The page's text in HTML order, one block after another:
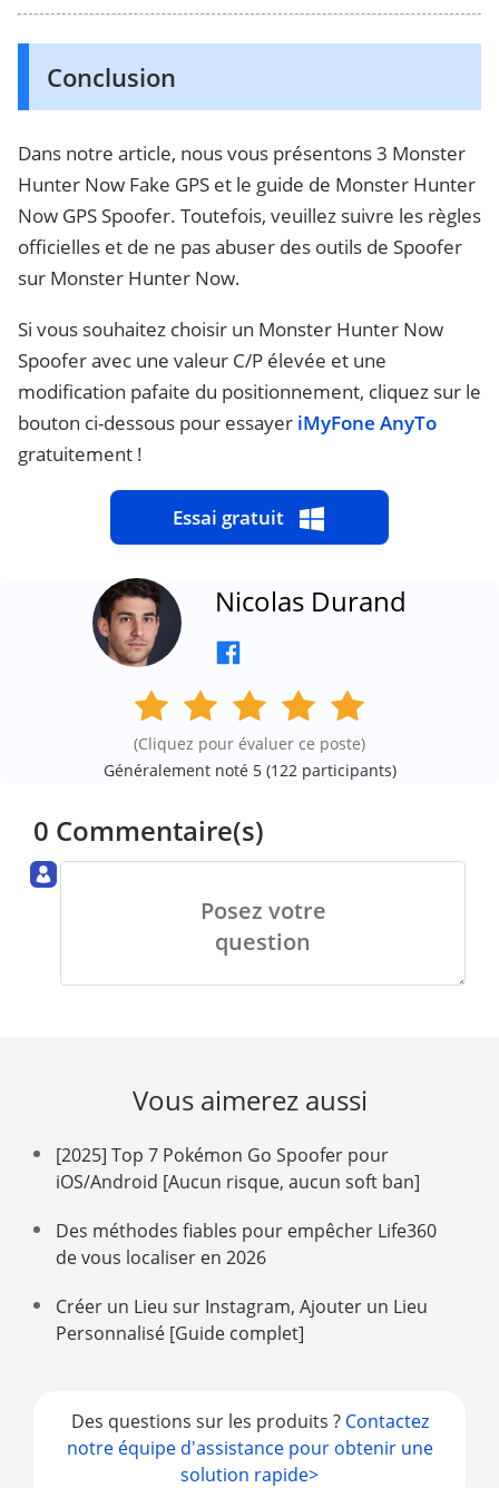
Conclusion
Dans notre article, nous vous présentons 3 Monster
Hunter Now Fake GPS et le guide de Monster Hunter
Now GPS Spoofer. Toutefois, veuillez suivre les règles
officielles et de ne pas abuser des outils de Spoofer
sur Monster Hunter Now.
Si vous souhaitez choisir un Monster Hunter Now
Spoofer avec une valeur C/P élevée et une
modification pafaite du positionnement, cliquez sur le
bouton ci-dessous pour essayer iMyFone AnyTo
gratuitement !
Essai gratuit
Nicolas Durand
(Cliquez pour évaluer ce poste)
Généralement noté 5 (122participants)
0 Commentaire(s)
Posez votre
question
Vous aimerez aussi
[2025] Top 7 Pokémon Go Spoofer pour
iOS/Android [Aucun risque, aucun soft ban]
Des méthodes fiables pour empêcher Life360
de vous localiser en 2026
Créer un Lieu sur Instagram, Ajouter un Lieu
Personnalisé [Guide complet]
Des questions sur les produits ? Contactez
notre équipe d'assistance pour obtenir une
solution rapide>